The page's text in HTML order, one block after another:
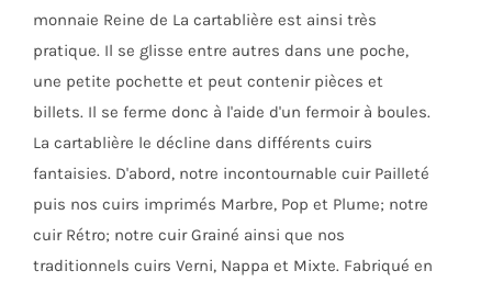
monnaie Reine de La cartablière est ainsi très
pratique. Il se glisse entre autres dans une poche,
une petite pochette et peut contenir pièces et
billets. Il se ferme donc à l'aide d'un fermoir à boules.
La cartablière le décline dans différents cuirs
fantaisies. D'abord, notre incontournable cuir Pailleté
puis nos cuirs imprimés Marbre, Pop et Plume; notre
cuir Rétro; notre cuir Grainé ainsi que nos
traditionnels cuirs Verni, Nappa et Mixte. Fabriqué en